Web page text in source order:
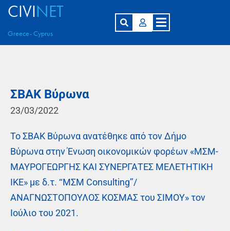
CIVINET
Greece- Cyprus
ΣΒΑΚ Βύρωνα
23/03/2022
Το ΣΒΑΚ Βύρωνα ανατέθηκε από τον Δήμο
Βύρωνα στην Ένωση οικονομικών φορέων «ΜΣΜ-
ΜΑΥΡΟΓΕΩΡΓΗΣ ΚΑΙ ΣΥΝΕΡΓΑΤΕΣ ΜΕΛΕΤΗΤΙΚΗ
ΙΚΕ» με δ.τ. ‘‘ΜΣΜ Consulting’’/
ΑΝΑΓΝΩΣΤΟΠΟΥΛΟΣ ΚΟΣΜΑΣ του ΣΙΜΟY» τον
Ιούλιο του 2021.